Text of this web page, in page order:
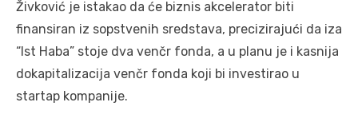
Živković je istakao da će biznis akcelerator biti
finansiran iz sopstvenih sredstava, precizirajući da iza
“Ist Haba” stoje dva venčr fonda, a u planu je i kasnija
dokapitalizacija venčr fonda koji bi investirao u
startap kompanije.